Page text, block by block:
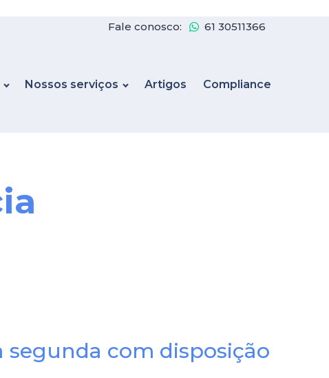
Fale conosco: 61 30511366
Nossos serviços Artigos Compliance
segunda com disposição